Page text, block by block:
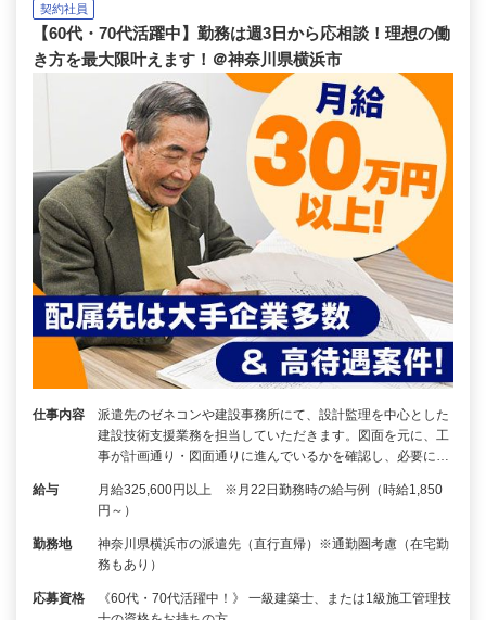
契約社員
【60代・70代活躍中】勤務は週3日から応相談！理想の働
き方を最大限叶えます！＠神奈川県横浜市
仕事内容
派遣先のゼネコンや建設事務所にて、設計監理を中心とした
建設技術支援業務を担当していただきます。図面を元に、工
事が計画通り・図面通りに進んでいるかを確認し、必要に…
給与
月給325,600円以上 ※月22日勤務時の給与例（時給1,850
円～）
勤務地
神奈川県横浜市の派遣先（直行直帰）※通勤圏考慮（在宅勤
務もあり）
応募資格
《60代・70代活躍中！》 一級建築士、または1級施工管理技